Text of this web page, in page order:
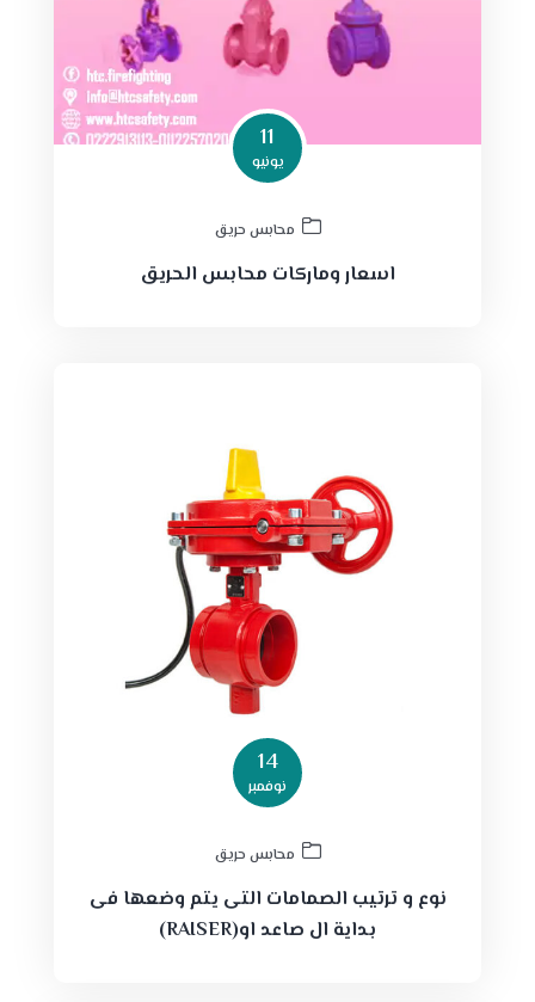
11
يونيو
محابس حريق
اسعار وماركات محابس الحريق
14
نوفمبر
محابس حريق
نوع و ترتيب الصمامات التى يتم وضعها فى
بداية ال صاعد او(RAISER)